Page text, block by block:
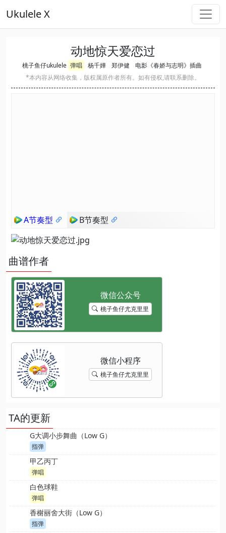
Ukulele X
动地惊天爱恋过
桃子鱼仔ukulele 弹唱 杨千嬅 郑伊健
电影《春娇与志明》插曲
*本内容从网络收集，版权属原作者所有。如有侵权,请联系删除。
A节奏型 B节奏型
曲谱作者
桃子鱼仔尤克里里
桃子鱼仔尤克里里
TA的更新
G大调小步舞曲（Low G）
指弹
甲乙丙丁
弹唱
白色球鞋
弹唱
香榭丽舍大街（Low G）
指弹